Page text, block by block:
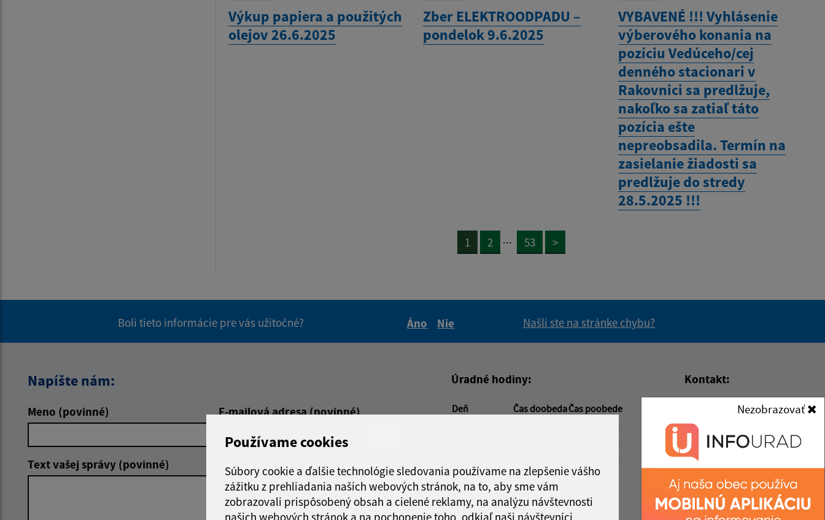
Používame cookies
Súbory cookie a ďalšie technológie sledovania používame na zlepšenie vášho
zážitku z prehliadania našich webových stránok, na to, aby sme vám
zobrazovali prispôsobený obsah a cielené reklamy, na analýzu návštevnosti
našich webových stránok a na pochopenie toho, odkiaľ naši návštevníci
Nezobrazovať
Výkup papiera a použitých
olejov 26.6.2025
Zber ELEKTROODPADU –
pondelok 9.6.2025
VYBAVENÉ !!! Vyhlásenie
výberového konania na
pozíciu Vedúceho/cej
denného stacionari v
Rakovnici sa predlžuje,
nakoľko sa zatiaľ táto
pozícia ešte
nepreobsadila. Termín na
zasielanie žiadosti sa
predlžuje do stredy
28.5.2025 !!!
1 2 ... 53 >
Boli tieto informácie pre vás užitočné?
Áno
Nie
Našli ste na stránke chybu?
Napíšte nám:
Meno (povinné) E-mailová adresa (povinné)
Text vašej správy (povinné)
Úradné hodiny:
Deň Čas doobedaČas poobede
13:00 - 15:00
13:00 - 15:00
13:00 - 16:30
Štvrtok:
nestránkový deň
Piatok:
07:00 - 13:00
Obedňajšia prestávka:12:30 - 13:00
Kontakt:
Obecný úrad Rakovnica
Rakovnica 150
049 31 Rožňavské Bystré
obec@rakovnica.sk
+421 58 788 35 00
IČO: 00328677